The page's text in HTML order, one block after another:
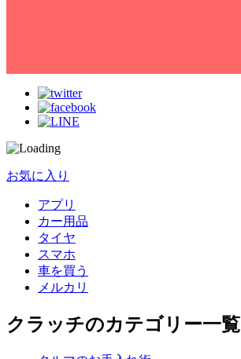
お気に入り
アプリ
カー用品
タイヤ
スマホ
車を買う
メルカリ
クラッチのカテゴリー一覧